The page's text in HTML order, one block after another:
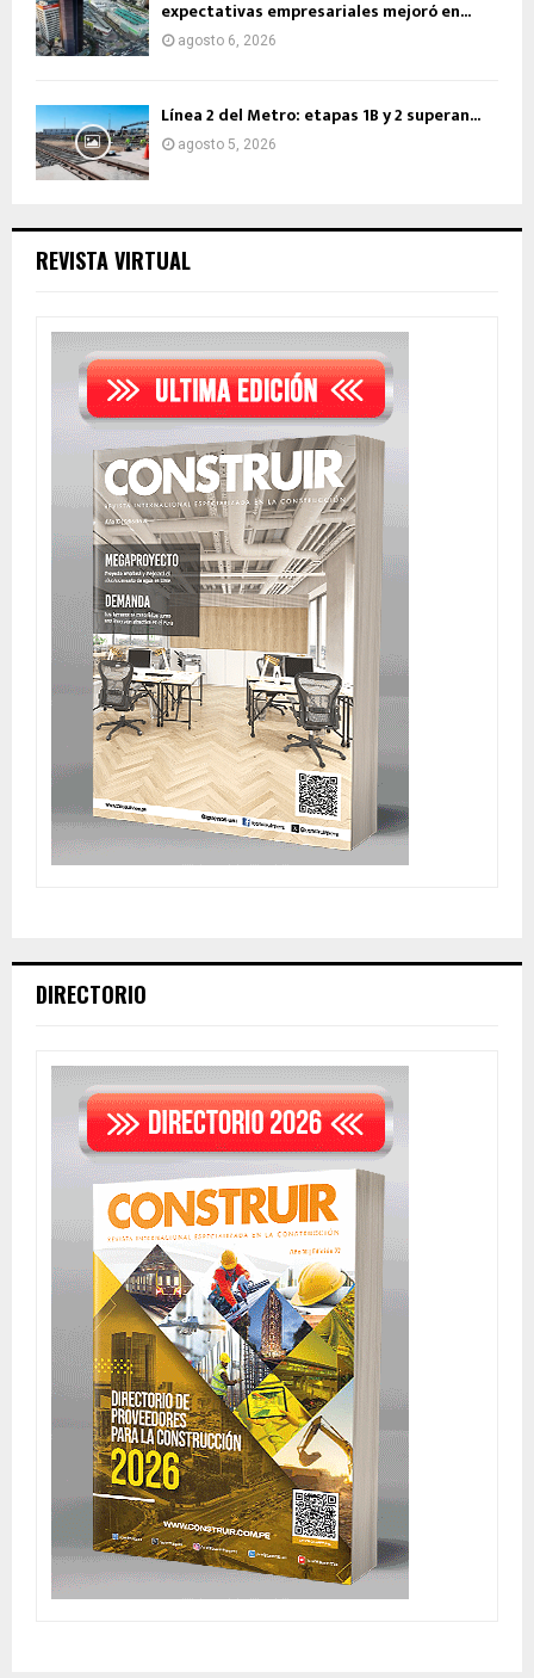
expectativas empresariales mejoró en...
agosto 6, 2026
Línea 2 del Metro: etapas 1B y 2 superan...
agosto 5, 2026
REVISTA VIRTUAL
DIRECTORIO